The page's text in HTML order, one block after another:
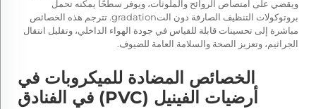
ويقضي على امتصاص الروائح والملوثات، ويوفر سطحًا يمكنه تحمل
بروتوكولات التنظيف الصارفة دون التgradation. تترجم هذه الخصائص
مباشرة إلى تحسينات قابلة للقياس في جودة الهواء الداخلي، وتقليل انتقال
الجراثيم، وتعزيز الصحة والسلامة العامة للضيوف.
الخصائص المضادة للميكروبات في
أرضيات الفينيل (PVC) في الفنادق